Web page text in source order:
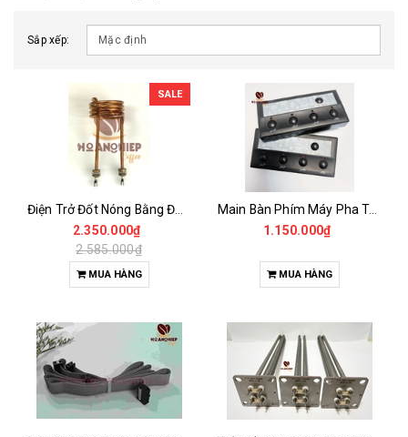
Sắp xếp:
SALE
2.350.000₫
2.585.000₫
MUA HÀNG
Main Bàn Phím Máy Pha Trà Klub
1.150.000₫
MUA HÀNG